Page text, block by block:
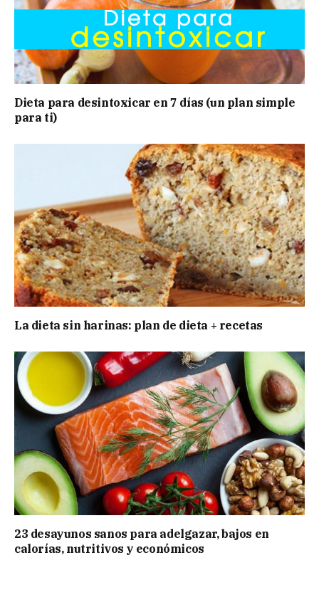
Dieta para desintoxicar en 7 días (un plan simple
para ti)
La dieta sin harinas: plan de dieta + recetas
23 desayunos sanos para adelgazar, bajos en
calorías, nutritivos y económicos